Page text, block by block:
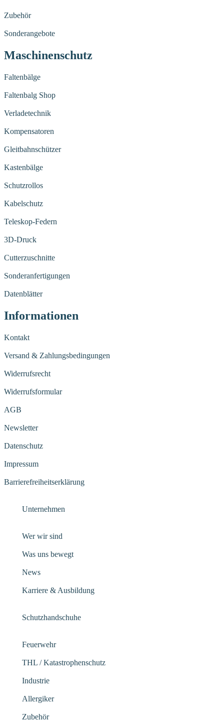
Zubehör
Sonderangebote
Maschinenschutz
Faltenbälge
Faltenbalg Shop
Verladetechnik
Kompensatoren
Gleitbahnschützer
Kastenbälge
Schutzrollos
Kabelschutz
Teleskop-Federn
3D-Druck
Cutterzuschnitte
Sonderanfertigungen
Datenblätter
Informationen
Kontakt
Versand & Zahlungsbedingungen
Widerrufsrecht
Widerrufsformular
AGB
Newsletter
Datenschutz
Impressum
Barrierefreiheitserklärung
Unternehmen
Wer wir sind
Was uns bewegt
News
Karriere & Ausbildung
Schutzhandschuhe
Feuerwehr
THL / Katastrophenschutz
Industrie
Allergiker
Zubehör